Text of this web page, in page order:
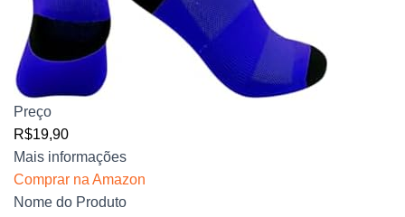
Preço
R$19,90
Mais informações
Comprar na Amazon
Nome do Produto